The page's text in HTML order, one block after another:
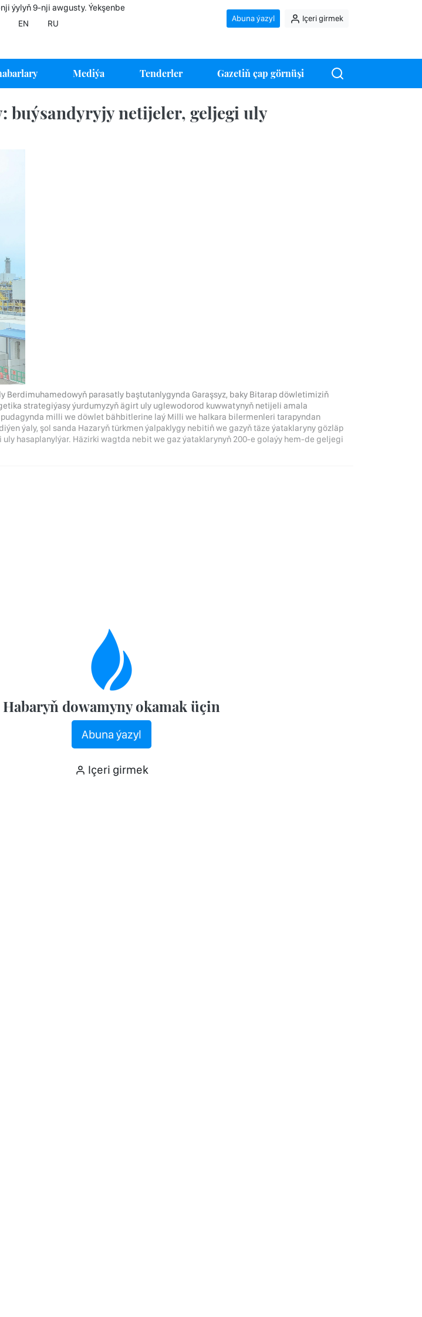
ýylyň 9-nji awgusty. Ýekşenbe
EN RU
Abuna ýazyl Içeri girmek
Mediýa Tenderler Gazetiň çap görnüşi
buýsandyryjy netijeler, geljegi uly
Berdimuhamedowyň parasatly baştutanlygynda Garaşsyz, baky Bitarap döwletimiziň
strategiýasy ýurdumyzyň ägirt uly uglewodorod kuwwatynyň netijeli amala
milli we döwlet bähbitlerine laý Milli we halkara bilermenleri tarapyndan
ýaly, şol sanda Hazaryň türkmen ýalpaklygy nebitiň we gazyň täze ýataklaryny gözläp
hasaplanylýar. Häzirki wagtda nebit we gaz ýataklarynyň 200-e golaýy hem-de geljegi
Habaryň dowamyny okamak üçin
Abuna ýazyl
Içeri girmek